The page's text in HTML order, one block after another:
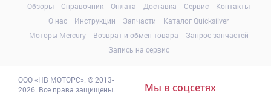
Обзоры Справочник Оплата Доставка Сервис
Контакты
О нас
Инструкции Запчасти
Каталог Quicksilver
Моторы Mercury
Возврат и обмен товара
Запрос запчастей
Запись на сервис
ООО«НВ МОТОРС» © 2013-
2026. Все права защищены.
Мы в соцсетях